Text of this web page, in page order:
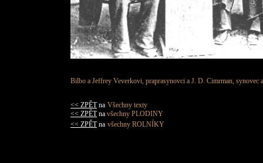
Bilbo a Jeffrey Veverkovi, praprasynovci a J. D. Cimrman, synovec
<< ZPĚTna Všechny texty
<< ZPĚTna všechny PLODINY
<< ZPĚTna všechny ROLNÍKY